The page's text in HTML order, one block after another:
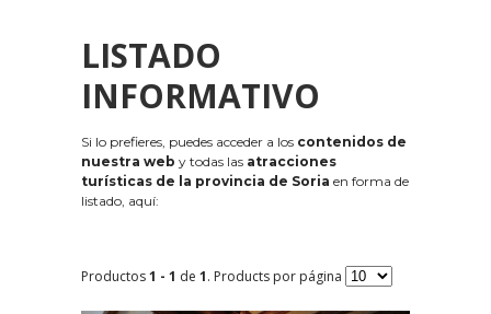
LISTADO
INFORMATIVO
Si lo prefieres, puedes acceder a los contenidos de
nuestra web y todas las atracciones
turísticas de la provincia de Soria en forma de
listado, aquí:
Productos1 - 1 de 1. Products por página